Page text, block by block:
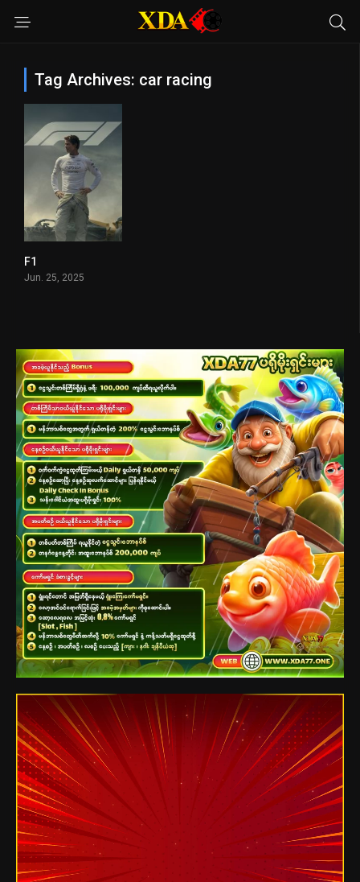
Tag Archives: car racing
F1
Jun. 25, 2025